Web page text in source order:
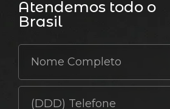
Atendemos todo o
Brasil